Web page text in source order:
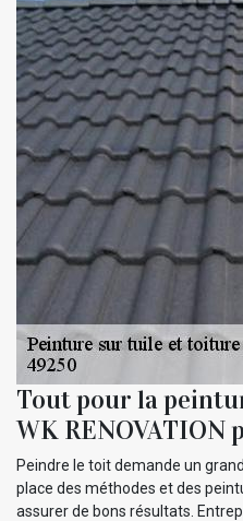
Tout pour la
WK RENOVATION
Peindre le toit demande un
place des méthodes et des
assurer de bons résultats.